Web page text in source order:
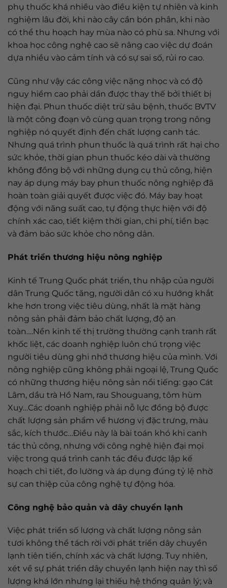
phụ thuốc khá nhiều vào điều kiện tự nhiên và kinh
nghiệm lâu đời, khi nào cây cần bón phân, khi nào
có thể thu hoạch hay mùa nào có phù sa. Nhưng với
khoa học công nghệ cao sẽ nâng cao việc dự đoán
dựa nhiều vào cảm tính và có sự sai số, rủi ro cao.
Cũng như vậy các công việc nặng nhọc và có độ
nguy hiểm cao phải dần được thay thế bởi thiết bị
hiện đại. Phun thuốc diệt trừ sâu bệnh, thuốc BVTV
là một công đoạn vô cùng quan trọng trong nông
nghiệp nó quyết định đến chất lượng canh tác.
Nhưng quá trình phun thuốc là quá trình rất hại cho
sức khỏe, thời gian phun thuốc kéo dài và thường
không đồng bộ với những dụng cụ thủ công, hiện
nay áp dụng máy bay phun thuốc nông nghiệp đã
hoàn toàn giải quyết được việc đó. Máy bay hoạt
động với năng suất cao, tự động thực hiện với độ
chính xác cao, tiết kiệm thời gian, chi phí, tiền bạc
và đảm bảo sức khỏe cho nông dân.
Phát triển thương hiệu nông nghiệp
Kinh tế Trung Quốc phát triển, thu nhập của người
dân Trung Quốc tăng, người dân có xu hướng khắt
khe hơn trong việc tiêu dùng, nhất là mặt hàng
nông sản phải đảm bảo chất lượng, độ an
toàn….Nền kinh tế thị trường thường cạnh tranh rất
khốc liệt, các doanh nghiệp luôn chú trọng việc
người tiêu dùng ghi nhớ thương hiệu của mình. Với
nông nghiệp cũng không phải ngoại lệ, Trung Quốc
có những thương hiệu nông sản nổi tiếng: gạo Cát
Lâm, dầu trà Hồ Nam, rau Shouguang, tôm hùm
Xuy…Các doanh nghiệp phải nỗ lực đồng bộ được
chất lượng sản phẩm về hương vị đặc trưng, màu
sắc, kích thước…Điều này là bài toán khó khi canh
tác thủ công, nhưng với công nghệ hiện đại mọi
việc trong quá trình canh tác đều được lập kế
hoạch chi tiết, đo lường và áp dụng đúng tỷ lệ nhờ
sự can thiệp của công nghệ tự động hóa.
Công nghệ bảo quản và dây chuyền lạnh
Việc phát triển số lượng và chất lượng nông sản
tươi không thể tách rời với phát triển dây chuyền
lạnh tiên tiến, chính xác và chất lượng. Tuy nhiên,
xét về sự phát triển dây chuyền lạnh hiện nay thì số
lượng khá lớn nhưng lại thiếu hệ thống quản lý; và